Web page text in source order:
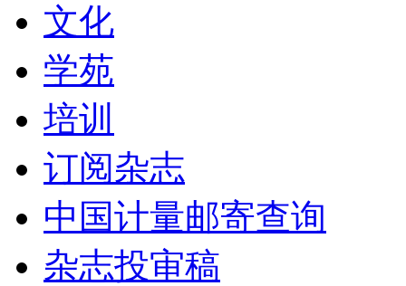
文化
学苑
培训
订阅杂志
中国计量邮寄查询
杂志投审稿